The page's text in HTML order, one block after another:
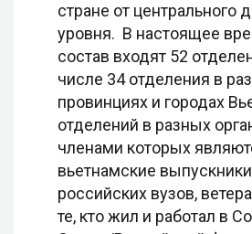
стране от центрального
уровня. В настоящее
состав входят 52
числе 34 отделения в
провинциях и городах
отделений в разных
членами которых
вьетнамские
российских вузов,
те, кто жил и работал в